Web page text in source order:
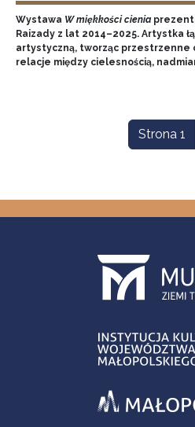
Wystawa W miękkości cienia
Raizady z lat 2014–2025. Artystka
artystyczną, tworząc przestrzenne
relacje między cielesnością,
Strona 1